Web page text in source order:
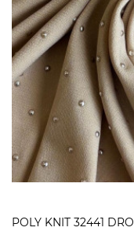
POLY KNIT 32441